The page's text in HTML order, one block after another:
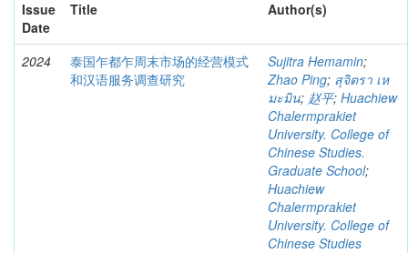
Issue
Date
Title Author(s)
2024
泰国乍都乍周末市场的经营模式
和汉语服务调查研究
Sujitra Hemamin;
Zhao Ping; สุจิตรา เห
มะมิน; 赵平; Huachiew
Chalermprakiet
University. College of
Chinese Studies.
Graduate School;
Huachiew
Chalermprakiet
University. College of
Chinese Studies